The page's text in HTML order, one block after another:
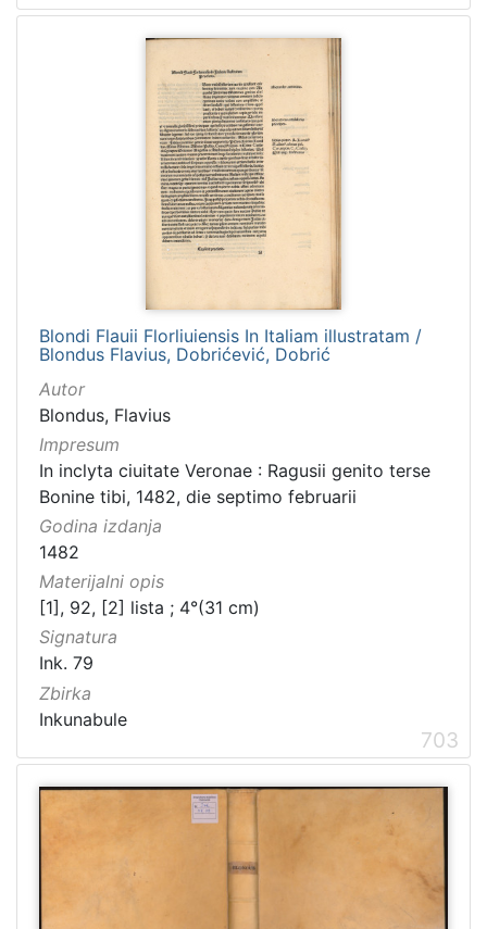
Zbirka Collegium Ragusinum (CR)
Zbirke Antiqua (A) i Pozza-Katić (PK)
Blondi Flauii Florliuiensis In Italiam illustratam /
Blondus Flavius, Dobrićević, Dobrić
Autor
Blondus, Flavius
Impresum
In inclyta ciuitate Veronae : Ragusii genito terse
Bonine tibi, 1482, die septimo februarii
Godina izdanja
1482
Materijalni opis
[1], 92, [2] lista ; 4°(31 cm)
Signatura
Ink. 79
Zbirka
Inkunabule
703